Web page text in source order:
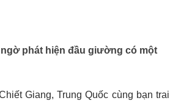
phát hiện đầu giường có một
Giang, Trung Quốc cùng bạn trai